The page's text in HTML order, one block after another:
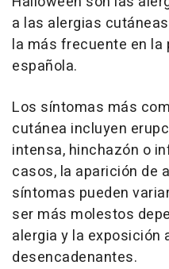
a las alergias
la más frecuente en
española.
Los síntomas más
cutánea incluyen
intensa, hinchazón o
casos, la aparición de
síntomas pueden
ser más molestos
alergia y la exposición
desencadenantes.